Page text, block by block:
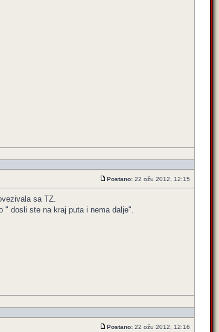
Postano: 22 ožu 2012, 12:15
sa TZ.
" dosli ste na kraj puta i nema dalje".
Postano: 22 ožu 2012, 12:16